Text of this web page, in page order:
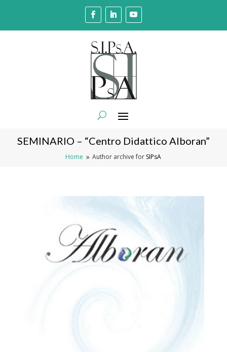
SEMINARIO – “Centro Didattico Alboran”
Home 9 Author archive for SIPsA